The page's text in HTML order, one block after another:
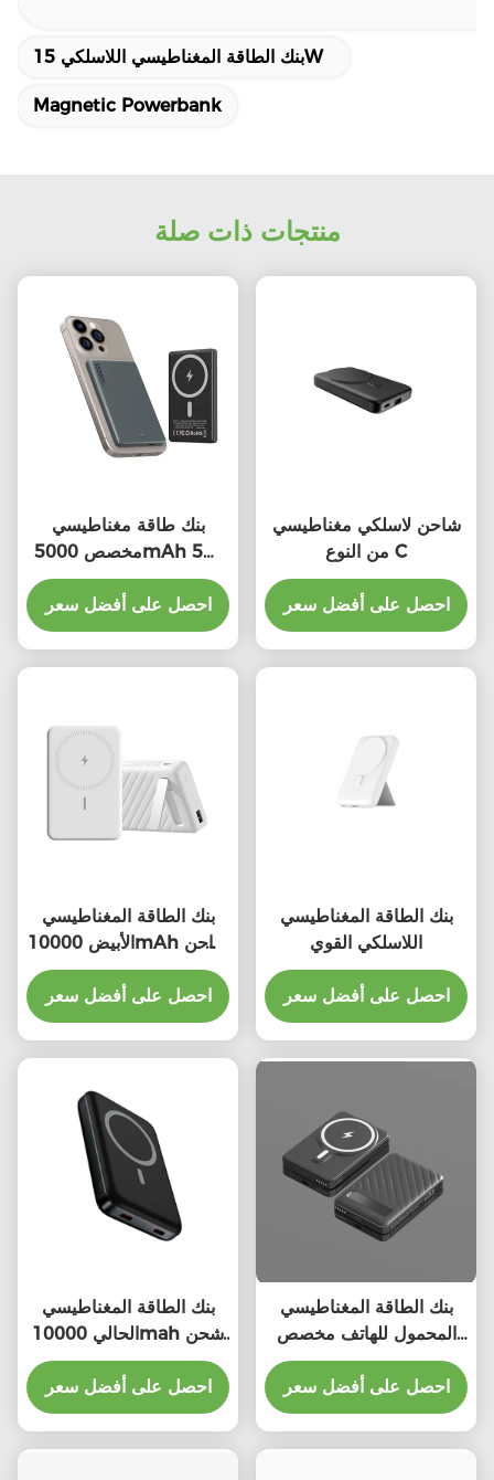
بنك الطاقة المغناطيسي اللاسلكي 15W
Magnetic Powerbank
منتجات ذات صلة
بنك طاقة مغناطيسي
مخصص 5000mAh 5W
7.5W بنك طاقة لاسلكي
محمول
احصل على أفضل سعر
شاحن لاسلكي مغناطيسي
من النوع C
احصل على أفضل سعر
بنك الطاقة المغناطيسي
الأبيض 10000mAh شاحن
مغناطيسي محمول
احصل على أفضل سعر
بنك الطاقة المغناطيسي
اللاسلكي القوي
احصل على أفضل سعر
بنك الطاقة المغناطيسي
الحالي 10000mah شحن
سريع بنك الطاقة آمن
احصل على أفضل سعر
بنك الطاقة المغناطيسي
المحمول للهاتف مخصص
5000mAh
احصل على أفضل سعر